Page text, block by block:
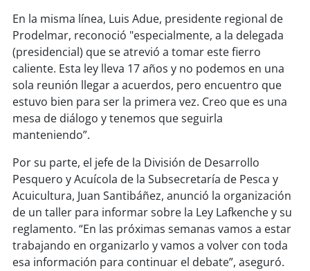
En la misma línea, Luis Adue, presidente regional de
Prodelmar, reconoció "especialmente, a la delegada
(presidencial) que se atrevió a tomar este fierro
caliente. Esta ley lleva 17 años y no podemos en una
sola reunión llegar a acuerdos, pero encuentro que
estuvo bien para ser la primera vez. Creo que es una
mesa de diálogo y tenemos que seguirla
manteniendo”.
Por su parte, el jefe de la División de Desarrollo
Pesquero y Acuícola de la Subsecretaría de Pesca y
Acuicultura, Juan Santibáñez, anunció la organización
de un taller para informar sobre la Ley Lafkenche y su
reglamento. “En las próximas semanas vamos a estar
trabajando en organizarlo y vamos a volver con toda
esa información para continuar el debate”, aseguró.